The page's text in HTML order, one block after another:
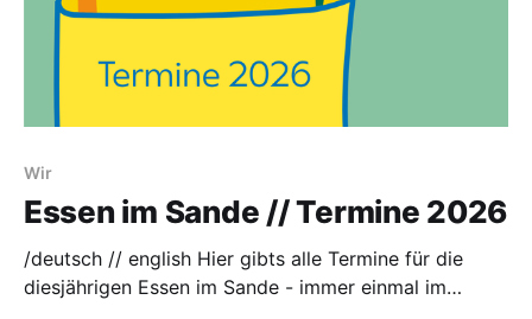
Wir
Essen im Sande // Termine 2026
/deutsch // english Hier gibts alle Termine für die
diesjährigen Essen im Sande - immer einmal im